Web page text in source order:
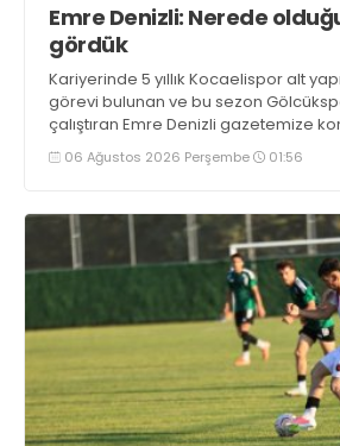
Emre Denizli: Nerede
gördük
Kariyerinde 5 yıllık Kocaelispor alt
görevi bulunan ve bu sezon
çalıştıran Emre Denizli gazetemize
06 Ağustos 2026 Perşembe 01:56